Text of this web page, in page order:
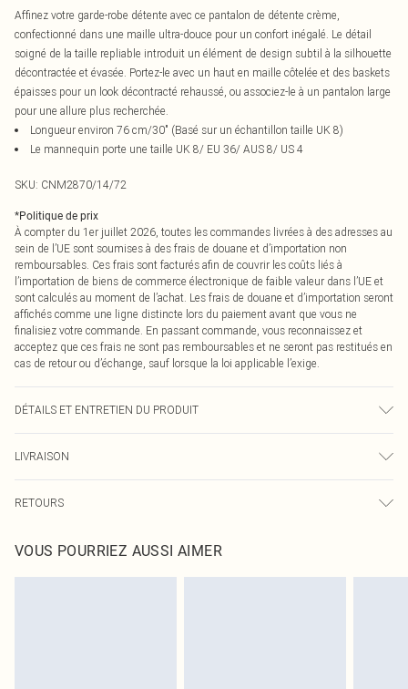
Affinez votre garde-robe détente avec ce pantalon de détente crème,
confectionné dans une maille ultra-douce pour un confort inégalé. Le détail
soigné de la taille repliable introduit un élément de design subtil à la silhouette
décontractée et évasée. Portez-le avec un haut en maille côtelée et des baskets
épaisses pour un look décontracté rehaussé, ou associez-le à un pantalon large
pour une allure plus recherchée.
Longueur environ 76 cm/30" (Basé sur un échantillon taille UK 8)
Le mannequin porte une taille UK 8/ EU 36/ AUS 8/ US 4
SKU: CNM2870/14/72
*Politique de prix
À compter du 1er juillet 2026, toutes les commandes livrées à des adresses au
sein de l’UE sont soumises à des frais de douane et d’importation non
remboursables. Ces frais sont facturés afin de couvrir les coûts liés à
l’importation de biens de commerce électronique de faible valeur dans l’UE et
sont calculés au moment de l’achat. Les frais de douane et d’importation seront
affichés comme une ligne distincte lors du paiement avant que vous ne
finalisiez votre commande. En passant commande, vous reconnaissez et
acceptez que ces frais ne sont pas remboursables et ne seront pas restitués en
cas de retour ou d’échange, sauf lorsque la loi applicable l’exige.
DÉTAILS ET ENTRETIEN DU PRODUIT
couleur peut déteindre.
LIVRAISON
Livraison express France
Jusqu'à 2-3 jours ouvrables
RETOURS
pour nous retourner un article.
Veuillez noter que nous ne pouvons pas rembourser les masques tendance, les
VOUS POURRIEZ AUSSI AIMER